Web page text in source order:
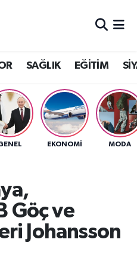
SAĞLIK EĞİTİM
EKONOMİ MODA
Göç ve
Johansson
ve Fikstür